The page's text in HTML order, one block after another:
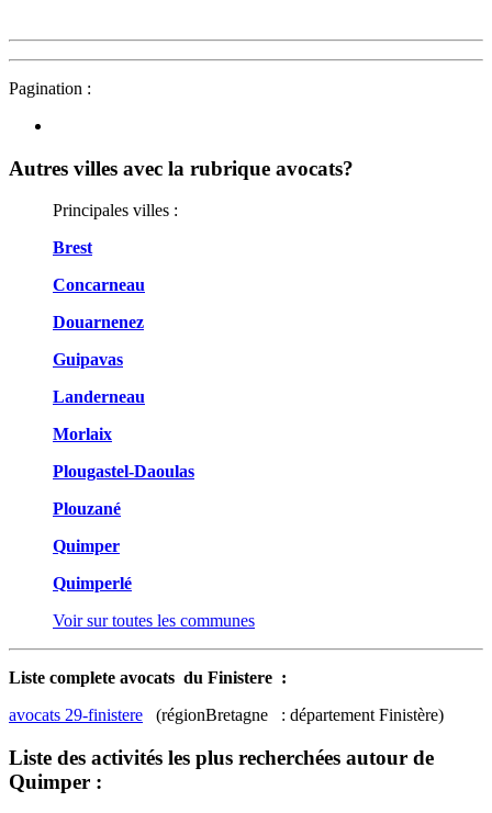
Pagination :
Autres villes avec la rubrique avocats?
Principales villes :
Brest
Concarneau
Douarnenez
Guipavas
Landerneau
Morlaix
Plougastel-Daoulas
Plouzané
Quimper
Quimperlé
Voir sur toutes les communes
Liste complete avocats du Finistere :
avocats 29-finistere (régionBretagne : département Finistère)
Liste des activités les plus recherchées autour de
Quimper :